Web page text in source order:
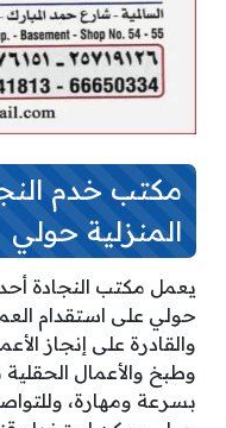
مكتب خدم
المنزلية حولي
يعمل مكتب النجادة
حولي على استقدام
والقادرة على إنجاز
وطبخ والأعمال
بسرعة ومهارة،